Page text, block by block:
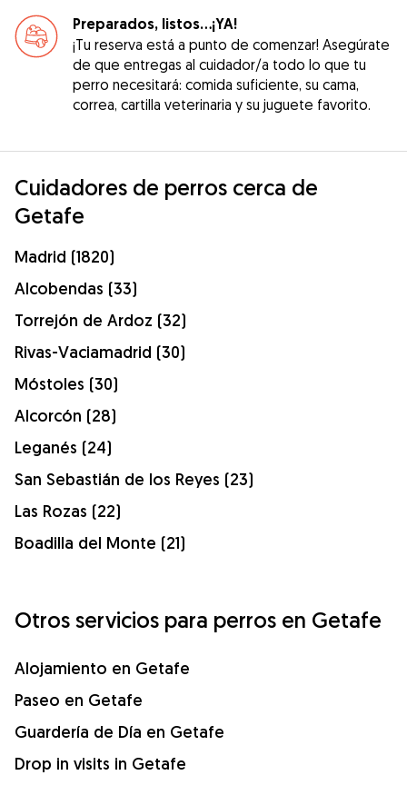
Preparados, listos...¡YA!
¡Tu reserva está a punto de comenzar! Asegúrate
de que entregas al cuidador/a todo lo que tu
perro necesitará: comida suficiente, su cama,
correa, cartilla veterinaria y su juguete favorito.
Cuidadores de perros cerca de
Getafe
Madrid (1820)
Alcobendas (33)
Torrejón de Ardoz (32)
Rivas-Vaciamadrid (30)
Móstoles (30)
Alcorcón (28)
Leganés (24)
San Sebastián de los Reyes (23)
Las Rozas (22)
Boadilla del Monte (21)
Otros servicios para perros en Getafe
Alojamiento en Getafe
Paseo en Getafe
Guardería de Día en Getafe
Drop in visits in Getafe